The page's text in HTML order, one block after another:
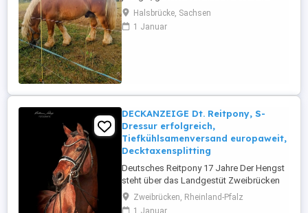
Kaltbluthengst deckt sehr gerne Ihre
Stuten. Er steht mit Stuten und Fohlen auf
der Weide und wartet da auf weiteren
Halsbrücke, Sachsen
1 Januar
DECKANZEIGE Dt. Reitpony, S-
Dressur erfolgreich,
Tiefkühlsamenversand europaweit,
Decktaxensplitting
Deutsches Reitpony 17 Jahre Der Hengst
steht über das Landgestüt Zweibrücken
zur Verfügung. Der Einsatz erfolgt über
Tiefkühlsamen, der Versand ist europweit
Zweibrücken, Rheinland-Pfalz
1 Januar